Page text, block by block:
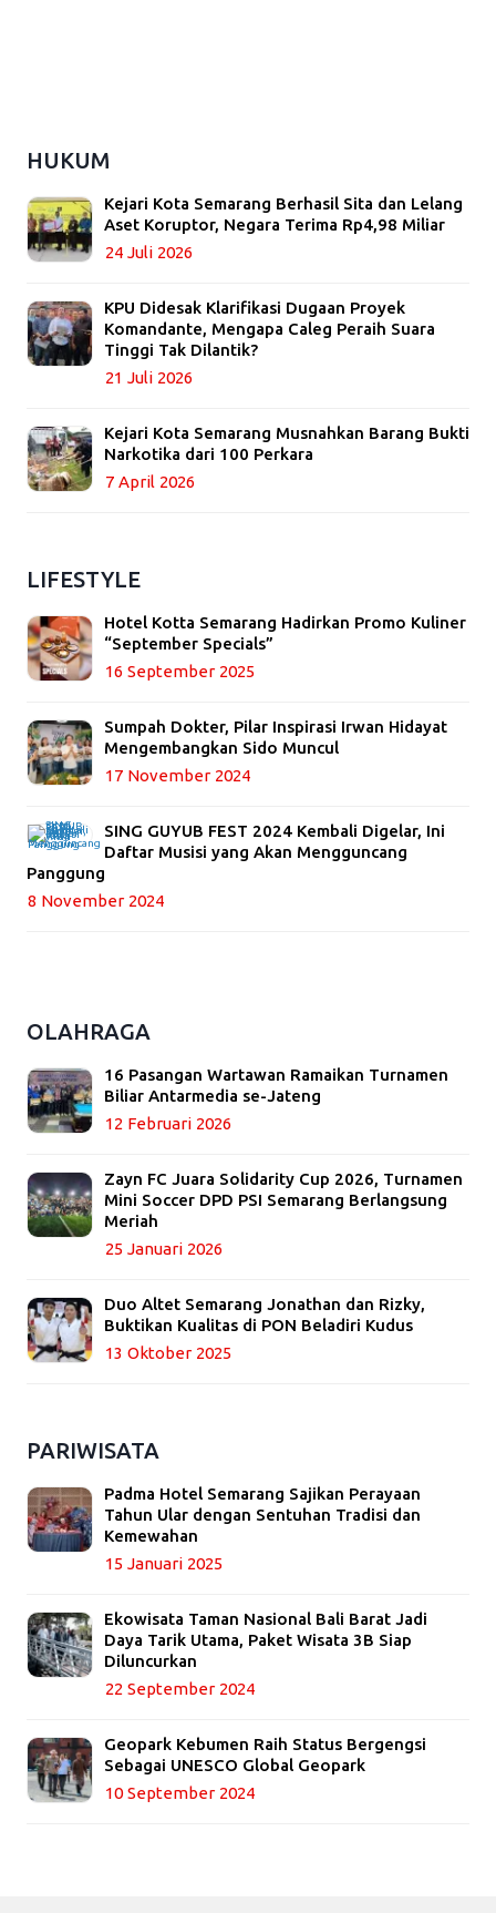
HUKUM
Kejari Kota Semarang Berhasil Sita dan Lelang
Aset Koruptor, Negara Terima Rp4,98 Miliar
24 Juli 2026
KPU Didesak Klarifikasi Dugaan Proyek
Komandante, Mengapa Caleg Peraih Suara
Tinggi Tak Dilantik?
21 Juli 2026
Kejari Kota Semarang Musnahkan Barang Bukti
Narkotika dari 100 Perkara
7 April 2026
LIFESTYLE
Hotel Kotta Semarang Hadirkan Promo Kuliner
“September Specials”
16 September 2025
Sumpah Dokter, Pilar Inspirasi Irwan Hidayat
Mengembangkan Sido Muncul
17 November 2024
SING GUYUB FEST 2024 Kembali Digelar, Ini
Daftar Musisi yang Akan Mengguncang
Panggung
8 November 2024
OLAHRAGA
16 Pasangan Wartawan Ramaikan Turnamen
Biliar Antarmedia se-Jateng
12 Februari 2026
Zayn FC Juara Solidarity Cup 2026, Turnamen
Mini Soccer DPD PSI Semarang Berlangsung
Meriah
25 Januari 2026
Duo Altet Semarang Jonathan dan Rizky,
Buktikan Kualitas di PON Beladiri Kudus
13 Oktober 2025
PARIWISATA
Padma Hotel Semarang Sajikan Perayaan
Tahun Ular dengan Sentuhan Tradisi dan
Kemewahan
15 Januari 2025
Ekowisata Taman Nasional Bali Barat Jadi
Daya Tarik Utama, Paket Wisata 3B Siap
Diluncurkan
22 September 2024
Geopark Kebumen Raih Status Bergengsi
Sebagai UNESCO Global Geopark
10 September 2024